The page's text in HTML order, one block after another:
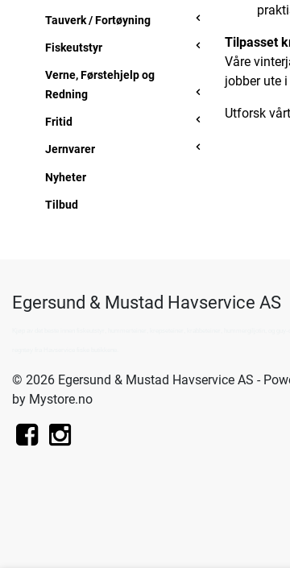
Tauverk / Fortøyning
Fiskeutstyr
Verne, Førstehjelp og
Redning
Fritid
Jernvarer
Nyheter
Tilbud
Tilpasset
Våre
jobber ute
Utforsk
Egersund & Mustad Havservice AS
© 2026 Egersund & Mustad Havservice AS -
by Mystore.no